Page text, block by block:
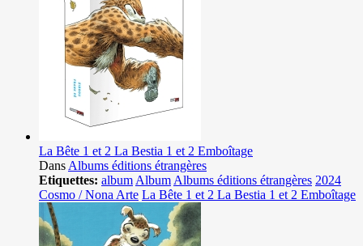
La Bête 1 et 2 La Bestia 1 et 2 Emboîtage
Dans Albums éditions étrangères
Etiquettes: album Album Albums éditions étrangères 2024
Cosmo / Nona Arte La Bête 1 et 2 La Bestia 1 et 2 Emboîtage